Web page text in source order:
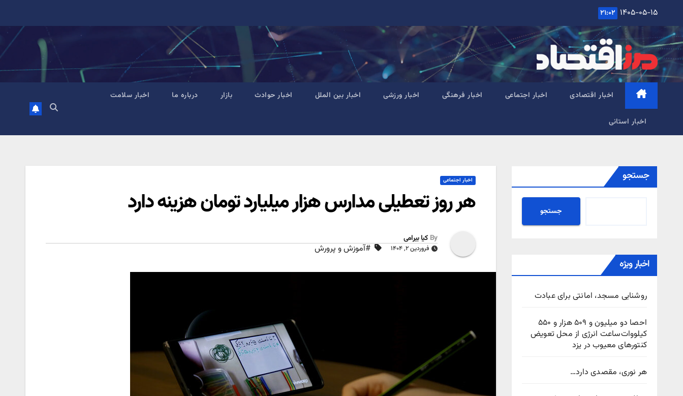
content
۱۴۰۵-۰۵-۱۵ ۲۱:۰۲
اخبار اقتصادی اخبار اجتماعی اخبار فرهنگی اخبار ورزشی اخبار بین الملل اخبار حوادث بازار درباره ما اخبار سلامت
اخبار استانی
جستجو
جستجو
اخبار ویژه
روشنایی مسجد، امانتی برای عبادت
احصا دو میلیون و ۵۰۹ هزار و ۵۵۰
کیلووات‌ساعت انرژی از محل تعویض
کنتورهای معیوب در یزد
هر نوری، مقصدی دارد…
اخبار اجتماعی
هر روز تعطیلی مدارس هزار میلیارد تومان هزینه دارد
By کیا بیرامی
فروردین ۲, ۱۴۰۴ #آموزش و پرورش